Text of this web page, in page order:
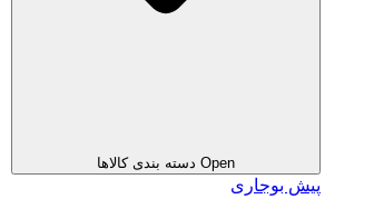
Open دسته بندی کالاها
پیش بوجاری